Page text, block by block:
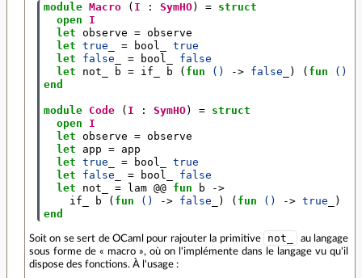
module Macro ( I : SymHO) =
struct
open
I
let observe = observe
let true = bool_
true
let
false = bool_
false
let
not_ b = if_ b ( fun () -> false _) ( fun ()
end
module Code ( I : SymHO) =
struct
open
I
let observe = observe
let
app =
app
let true = bool_
true
let
false = bool_
false
let
not_ = lam @@ fun b
->
if_
b ( fun () -> false _) ( fun () -> true _)
end
Soit on se sert de OCaml pour rajouter la primitive not_
au langage
sous forme de « macro », où on l'implémente dans le langage vu qu'il
dispose des fonctions. À l'usage :